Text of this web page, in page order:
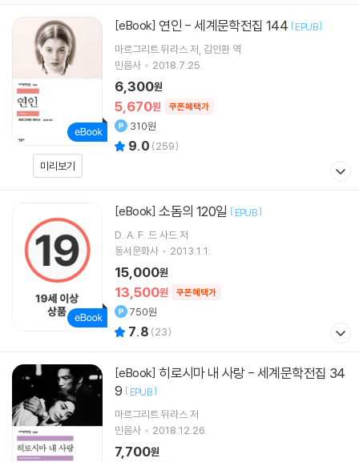
미리보기
[eBook] 연인 - 세계문학전집 144 [EPUB]
마르그리트 뒤라스 저 김인환 역
민음사
2018.7.25.
5,670원 쿠폰혜택가
6,300원
310원
9.0 (259)
[eBook] 소돔의 120일 [ EPUB]
D. A. F. 드 사드 저
동서문화사
2013.1.1.
13,500원 쿠폰혜택가
15,000원
750원
7.8 (23)
[eBook]
9 [ EPUB]
마르그리트 뒤라스 저
민음사
2018.12.26.
7,700원